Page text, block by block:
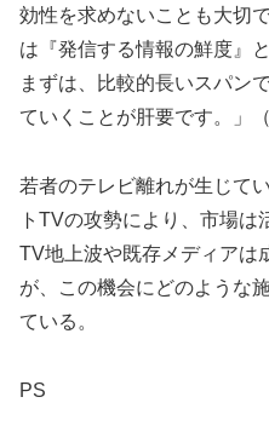
効性を求めないことも大切
は『発信する情報の鮮度』
まずは、比較的長いスパン
ていくことが肝要です。」（
若者のテレビ離れが生じて
トTVの攻勢により、市場は
TV地上波や既存メディアは
が、この機会にどのような
ている。
PS